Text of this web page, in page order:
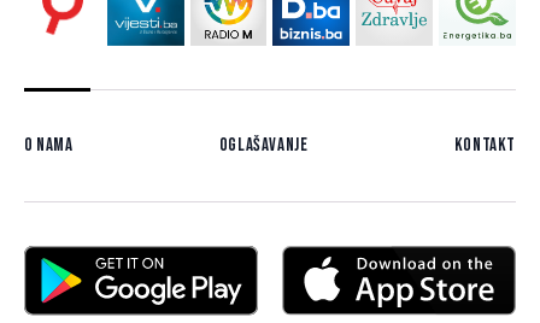
O nama Oglašavanje Kontakt